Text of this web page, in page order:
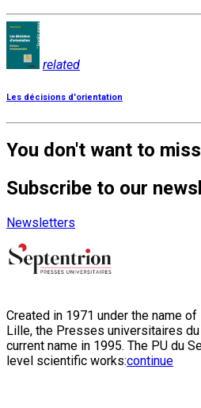
related
Les décisions d'orientation
You don't want to
Subscribe to our
Newsletters
Created in 1971 under the name
Lille, the Presses universitaires
current name in 1995. The PU du
level scientific works:continue